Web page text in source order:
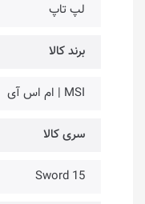
لپ تاپ
برند کالا
MSI | ام اس آی
سری کالا
Sword 15